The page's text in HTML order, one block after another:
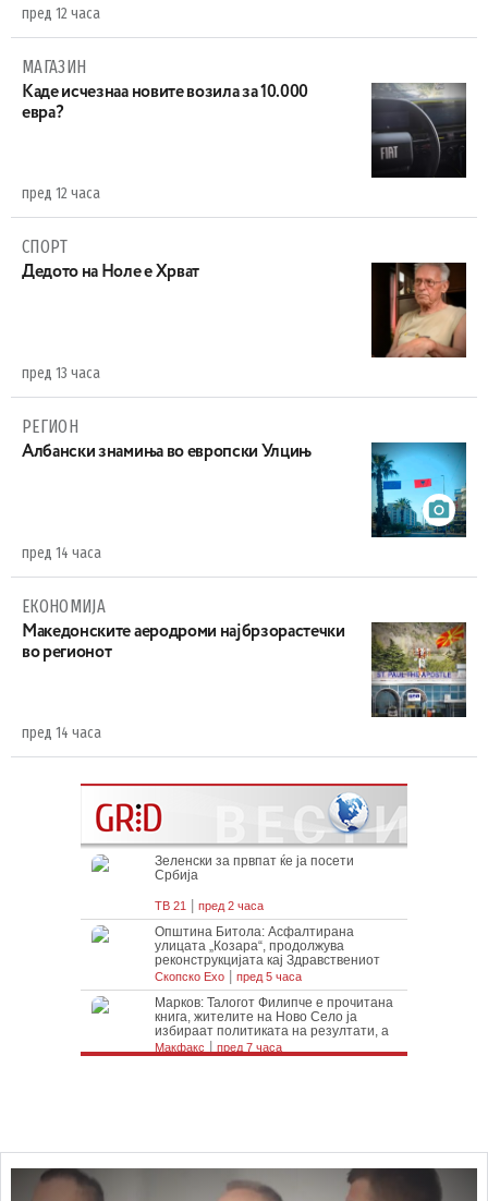
пред 12 часа
МАГАЗИН
Каде исчезнаа новите возила за 10.000
евра?
пред 12 часа
СПОРТ
Дедото на Ноле е Хрват
пред 13 часа
РЕГИОН
Aлбански знамиња во европски Улцињ
пред 14 часа
ЕКОНОМИЈА
Maкедонските аеродроми најбрзорастечки
во регионот
пред 14 часа